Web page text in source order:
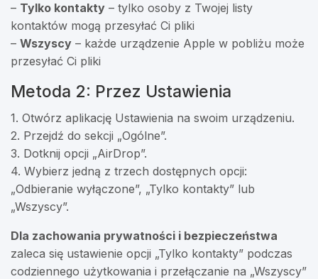
– Tylko kontakty – tylko osoby z Twojej listy
kontaktów mogą przesyłać Ci pliki
– Wszyscy – każde urządzenie Apple w pobliżu może
przesyłać Ci pliki
Metoda 2: Przez Ustawienia
1. Otwórz aplikację Ustawienia na swoim urządzeniu.
2. Przejdź do sekcji „Ogólne”.
3. Dotknij opcji „AirDrop”.
4. Wybierz jedną z trzech dostępnych opcji:
„Odbieranie wyłączone”, „Tylko kontakty” lub
„Wszyscy”.
Dla zachowania prywatności i bezpieczeństwa
zaleca się ustawienie opcji „Tylko kontakty” podczas
codziennego użytkowania i przełączanie na „Wszyscy”